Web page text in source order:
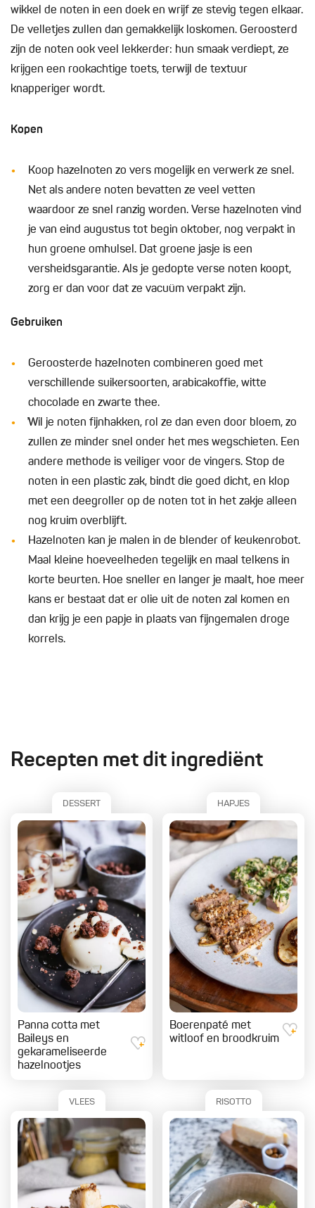
wikkel de noten in een doek en wrijf ze stevig tegen elkaar.
De velletjes zullen dan gemakkelijk loskomen. Geroosterd
zijn de noten ook veel lekkerder: hun smaak verdiept, ze
krijgen een rookachtige toets, terwijl de textuur
knapperiger wordt.
Kopen
Koop hazelnoten zo vers mogelijk en verwerk ze snel.
Net als andere noten bevatten ze veel vetten
waardoor ze snel ranzig worden. Verse hazelnoten vind
je van eind augustus tot begin oktober, nog verpakt in
hun groene omhulsel. Dat groene jasje is een
versheidsgarantie. Als je gedopte verse noten koopt,
zorg er dan voor dat ze vacuüm verpakt zijn.
Gebruiken
Geroosterde hazelnoten combineren goed met
verschillende suikersoorten, arabicakoffie, witte
chocolade en zwarte thee.
̓Wil je noten fijnhakken, rol ze dan even door bloem, zo
zullen ze minder snel onder het mes wegschieten. Een
andere methode is veiliger voor de vingers. Stop de
noten in een plastic zak, bindt die goed dicht, en klop
met een deegroller op de noten tot in het zakje alleen
nog kruim overblijft.
Hazelnoten kan je malen in de blender of keukenrobot.
Maal kleine hoeveelheden tegelijk en maal telkens in
korte beurten. Hoe sneller en langer je maalt, hoe meer
kans er bestaat dat er olie uit de noten zal komen en
dan krijg je een papje in plaats van fijngemalen droge
korrels.
Recepten met dit ingrediënt
DESSERT
Panna cotta met
Baileys en
gekarameliseerde
hazelnootjes
HAPJES
Boerenpaté met
witloof en broodkruim
VLEES RISOTTO